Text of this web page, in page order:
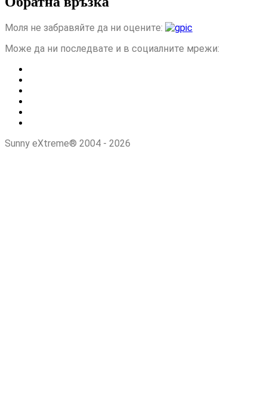
Моля не забравяйте да ни оцените:
Може да ни последвате и в социалните мрежи:
Sunny eXtreme® 2004 - 2026